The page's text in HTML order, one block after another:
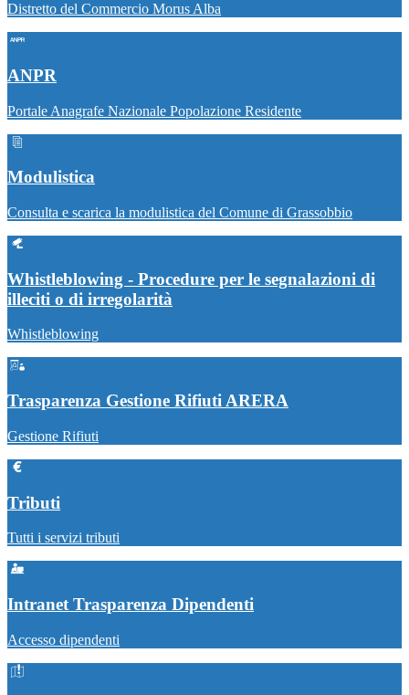
Distretto del Commercio Morus Alba
ANPR
Portale Anagrafe Nazionale Popolazione Residente
Modulistica
Consulta e scarica la modulistica del Comune di Grassobbio
Whistleblowing - Procedure per le segnalazioni di
illeciti o di irregolarità
Whistleblowing
Trasparenza Gestione Rifiuti ARERA
Gestione Rifiuti
Tributi
Tutti i servizi tributi
Intranet Trasparenza Dipendenti
Accesso dipendenti